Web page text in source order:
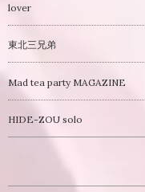
lover
東北三兄弟
Mad tea party MAGAZINE
HIDE-ZOU solo